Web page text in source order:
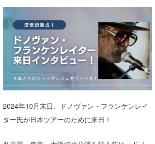
WAVE HUNTER波予想ツール
気象情報
ニュース
サーフィンエリアガイド
今月のプレゼント
2024年10月末日、ドノヴァン・フランケンレイ
ター氏が日本ツアーのために来日！
コラム
トラベル
ショップ情報
湘南
お知らせ